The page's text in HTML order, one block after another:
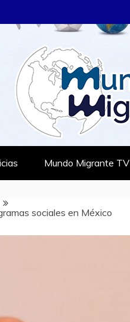
Mundo Migrante TV
sociales en México